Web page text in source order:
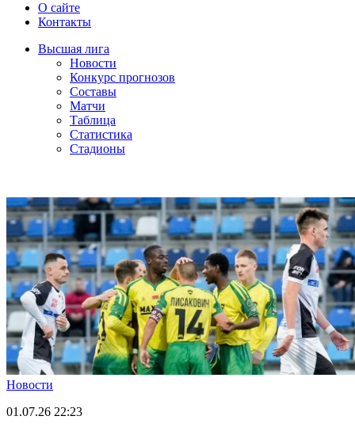
О сайте
Контакты
Высшая лига
Новости
Конкурс прогнозов
Составы
Матчи
Таблица
Статистика
Стадионы
Новости
01.07.26 22:23